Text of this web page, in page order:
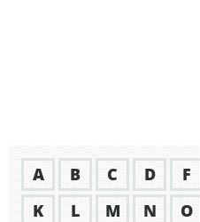
A B C D F
K
L M N O